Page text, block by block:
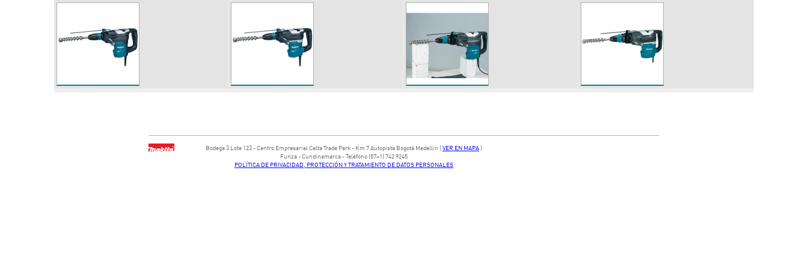
Bodega ​3 Lote ​123 - ​Centro Empresarial Celta Trade Park - ​Km 7 Autopista Bogotá Medellín​ ( VER EN MAPA )
​Funza - Cundinamarca - Teléfono (57+1) 742 9245
POLÍTICA DE PRIVACIDAD, PROTECCIÓN Y TRATAMIENTO DE DATOS PERSONALES